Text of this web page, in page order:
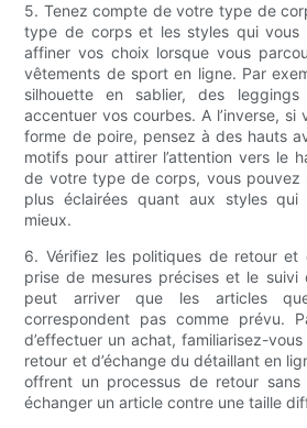
5. Tenez compte de votre type de
type de corps et les styles qui vous
affiner vos choix lorsque vous
vêtements de sport en ligne. Par
silhouette en sablier, des
accentuer vos courbes. A l’inverse, si
forme de poire, pensez à des hauts
motifs pour attirer l’attention vers le
de votre type de corps, vous pouvez
plus éclairées quant aux styles qui
mieux.
6. Vérifiez les politiques de retour et
prise de mesures précises et le suivi
peut arriver que les articles
correspondent pas comme prévu.
d’effectuer un achat, familiarisez-
retour et d’échange du détaillant en
offrent un processus de retour
échanger un article contre une taille